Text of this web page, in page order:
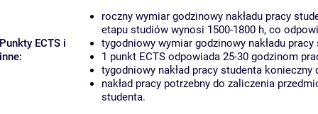
Punkty ECTS i
inne:
roczny wymiar godzinowy nakładu pracy
etapu studiów wynosi 1500-1800 h, co
tygodniowy wymiar godzinowy nakładu
1 punkt ECTS odpowiada 25-30 godzinom
tygodniowy nakład pracy studenta
nakład pracy potrzebny do zaliczenia
studenta.